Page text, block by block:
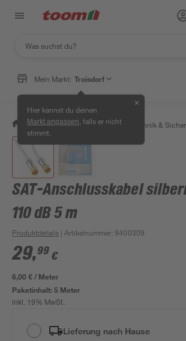
Mein Markt: Troisdorf
Hier kannst du deinen
Markt anpassen , falls er nicht
stimmt.
✕
/ Bauen & Renovieren / Haustechnik &
SAT-Anschlusskabel
110 dB 5 m
Produktdetails | Artikelnummer:9400309
29,99 €
6,00 € / Meter
Paketinhalt:5 Meter
inkl. 19% MwSt.
Lieferung nach Hause